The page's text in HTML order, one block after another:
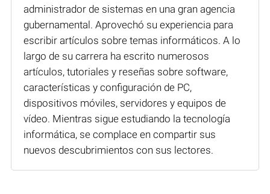
administrador de sistemas en una gran agencia
gubernamental. Aprovechó su experiencia para
escribir artículos sobre temas informáticos. A lo
largo de su carrera ha escrito numerosos
artículos, tutoriales y reseñas sobre software,
características y configuración de PC,
dispositivos móviles, servidores y equipos de
vídeo. Mientras sigue estudiando la tecnología
informática, se complace en compartir sus
nuevos descubrimientos con sus lectores.